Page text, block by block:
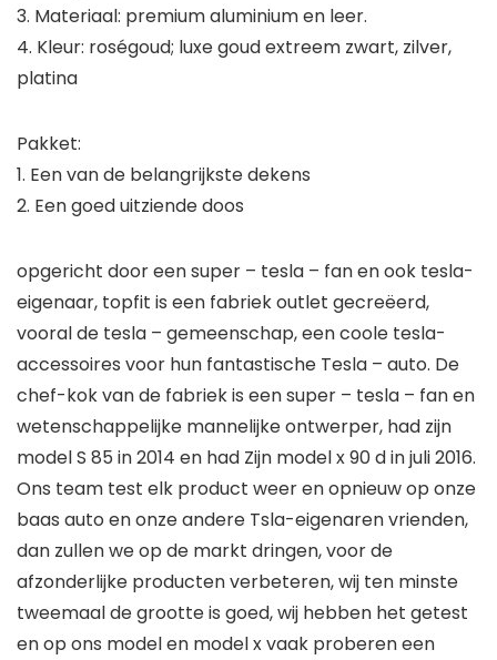
3. Materiaal: premium aluminium en leer.
4. Kleur: roségoud; luxe goud extreem zwart, zilver,
platina
Pakket:
1. Een van de belangrijkste dekens
2. Een goed uitziende doos
opgericht door een super – tesla – fan en ook tesla-
eigenaar, topfit is een fabriek outlet gecreëerd,
vooral de tesla – gemeenschap, een coole tesla-
accessoires voor hun fantastische Tesla – auto. De
chef-kok van de fabriek is een super – tesla – fan en
wetenschappelijke mannelijke ontwerper, had zijn
model S 85 in 2014 en had Zijn model x 90 d in juli 2016.
Ons team test elk product weer en opnieuw op onze
baas auto en onze andere Tsla-eigenaren vrienden,
dan zullen we op de markt dringen, voor de
afzonderlijke producten verbeteren, wij ten minste
tweemaal de grootte is goed, wij hebben het getest
en op ons model en model x vaak proberen een